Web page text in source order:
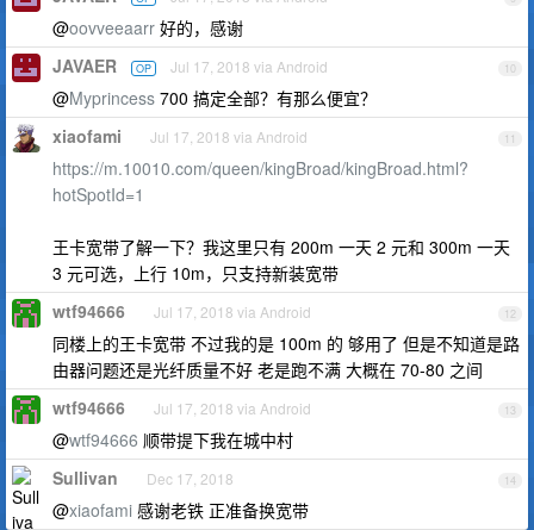
@oovveeaarr 好的，感谢
10
JAVAER OP Jul 17, 2018 via Android
@Myprincess 700 搞定全部？有那么便宜？
11
xiaofami Jul 17, 2018 via Android
https://m.10010.com/queen/kingBroad/kingBroad.html?
hotSpotId=1
王卡宽带了解一下？我这里只有 200m 一天 2 元和 300m 一天
3 元可选，上行 10m，只支持新装宽带
12
wtf94666 Jul 17, 2018 via Android
同楼上的王卡宽带 不过我的是 100m 的 够用了 但是不知道是路
由器问题还是光纤质量不好 老是跑不满 大概在 70-80 之间
13
wtf94666 Jul 17, 2018 via Android
@wtf94666 顺带提下我在城中村
14
Sullivan Dec 17, 2018
@xiaofami 感谢老铁 正准备换宽带